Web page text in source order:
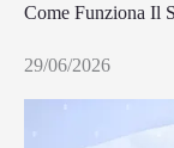
Come Funziona Il
29/06/2026